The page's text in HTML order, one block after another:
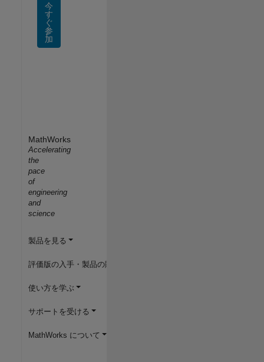
今
す
ぐ
参
加
MathWorks
Accelerating
the
pace
of
engineering
and
science
製品を見る
評価版の入手・製品の購入
使い方を学ぶ
サポートを受ける
MathWorks について